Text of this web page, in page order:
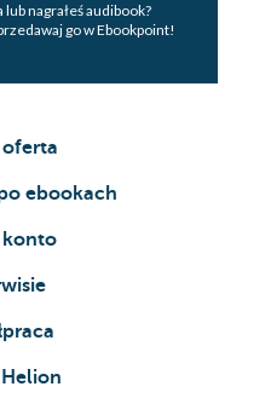
lub nagrałeś audibook?
go w Ebookpoint!
oferta
ebookach
konto